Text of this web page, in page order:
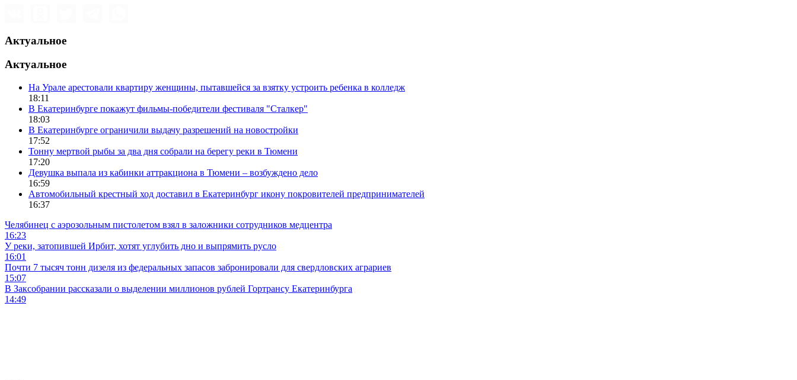
Актуальное
Актуальное
На Урале арестовали квартиру женщины, пытавшейся за взятку устроить ребенка в колледж
18:11
В Екатеринбурге покажут фильмы-победители фестиваля "Сталкер"
18:03
В Екатеринбурге ограничили выдачу разрешений на новостройки
17:52
Тонну мертвой рыбы за два дня собрали на берегу реки в Тюмени
17:20
Девушка выпала из кабинки аттракциона в Тюмени – возбуждено дело
16:59
Автомобильный крестный ход доставил в Екатеринбург икону покровителей предпринимателей
16:37
Челябинец с аэрозольным пистолетом взял в заложники сотрудников медцентра
16:23
У реки, затопившей Ирбит, хотят углубить дно и выпрямить русло
16:01
Почти 7 тысяч тонн дизеля из федеральных запасов забронировали для свердловских аграриев
15:07
В Заксобрании рассказали о выделении миллионов рублей Гортрансу Екатеринбурга
14:49